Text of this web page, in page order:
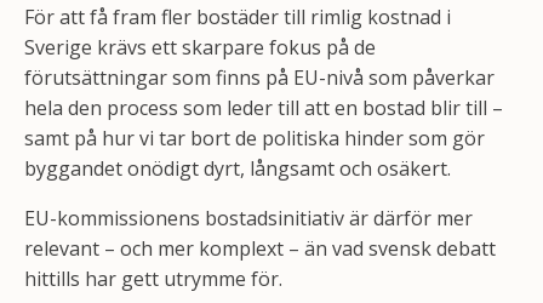
För att få fram fler bostäder till rimlig kostnad i
Sverige krävs ett skarpare fokus på de
förutsättningar som finns på EU-nivå som påverkar
hela den process som leder till att en bostad blir till –
samt på hur vi tar bort de politiska hinder som gör
byggandet onödigt dyrt, långsamt och osäkert.
EU-kommissionens bostadsinitiativ är därför mer
relevant – och mer komplext – än vad svensk debatt
hittills har gett utrymme för.